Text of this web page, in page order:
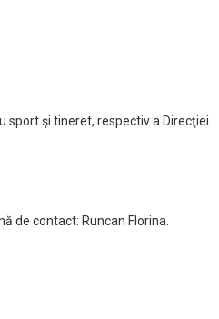
sport şi tineret, respectiv a Direcţiei
contact: Runcan Florina.